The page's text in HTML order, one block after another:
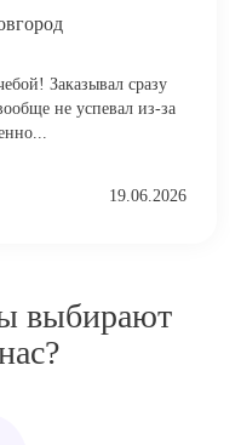
Заказывал сразу
не успевал из-за
19.06.2026
выбирают